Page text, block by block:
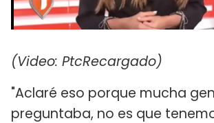
(Video: PtcRecargado)
"Aclaré eso porque mucha
preguntaba, no es que